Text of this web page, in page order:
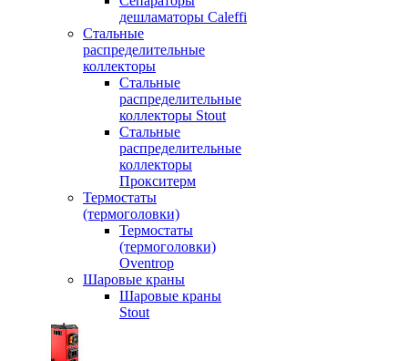
дешламаторы Caleffi
Стальные
распределительные
коллекторы
Стальные
распределительные
коллекторы Stout
Стальные
распределительные
коллекторы
Прокситерм
Термостаты
(термоголовки)
Термостаты
(термоголовки)
Oventrop
Шаровые краны
Шаровые краны
Stout